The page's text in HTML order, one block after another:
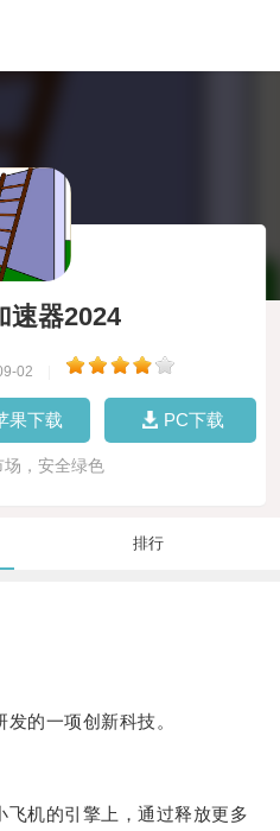
速器2024
02
果下载 PC下载
场，安全绿色
排行
的一项创新科技。
机的引擎上，通过释放更多